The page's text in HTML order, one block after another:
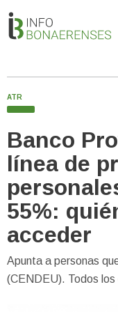
ATR
Banco
línea de
55%:
acceder
Apunta a personas
(CENDEU). Todos los